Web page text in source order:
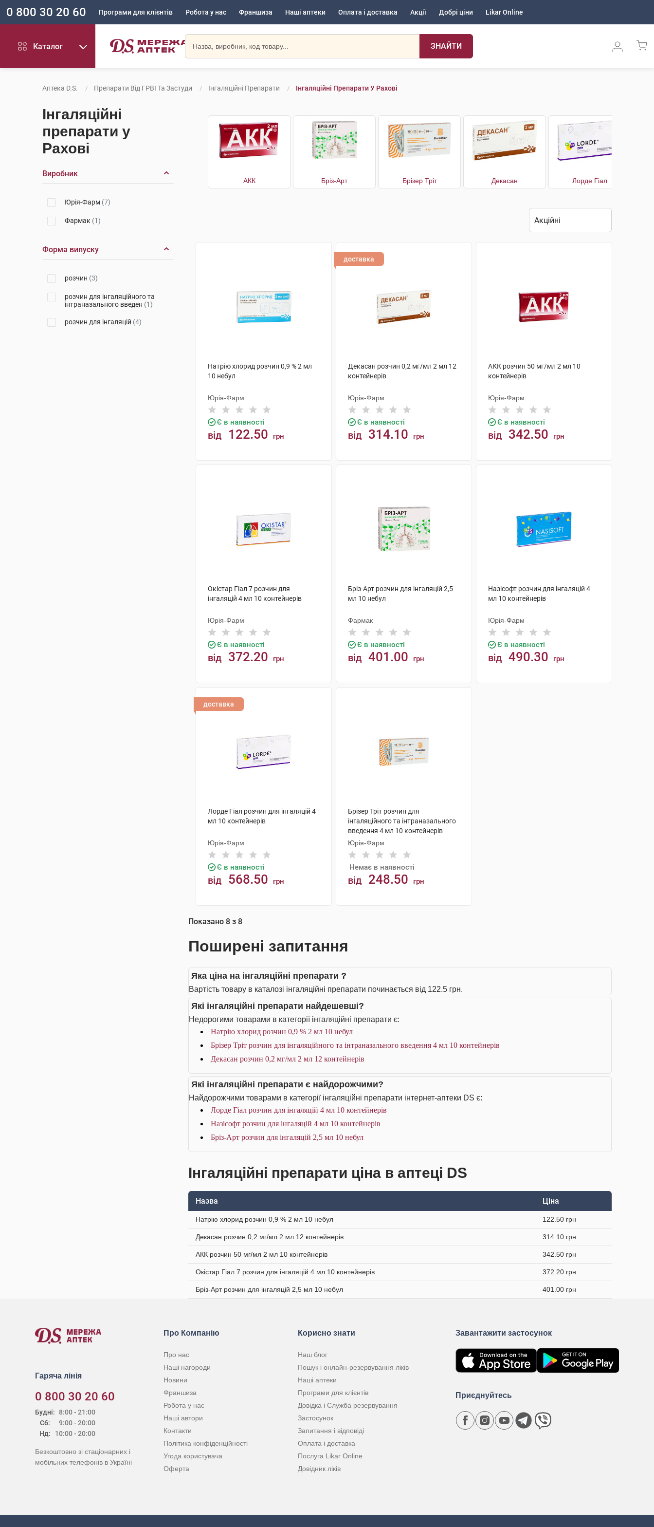
0 800 30 20 60 Програми для клієнтів Робота у нас Франшиза Наші аптеки Оплата і доставка Акції Добрі ціни Likar Online
Каталог ЗНАЙТИ
Аптека D.S. Препарати Від ГРВІ Та Застуди Інгаляційні Препарати Інгаляційні Препарати У Рахові
Інгаляційні
препарати у
Рахові
Виробник
Юрія-Фарм (7)
Фармак (1)
Форма випуску
розчин (3)
розчин для інгаляційного та
інтраназального введен (1)
розчин для інгаляцій (4)
АКК Бріз-Арт Брізер Тріт Декасан Лорде Гіал
Натрію хлорид розчин 0,9 % 2 мл
10 небул
Юрія-Фарм
Є в наявності
від 122.50 грн
доставка
Декасан розчин 0,2 мг/мл 2 мл 12
контейнерів
Юрія-Фарм
Є в наявності
від 314.10 грн
АКК розчин 50 мг/мл 2 мл 10
контейнерів
Юрія-Фарм
Є в наявності
від 342.50 грн
Окістар Гіал 7 розчин для
інгаляцій 4 мл 10 контейнерів
Юрія-Фарм
Є в наявності
від 372.20 грн
Бріз-Арт розчин для інгаляцій 2,5
мл 10 небул
Фармак
Є в наявності
від 401.00 грн
Назісофт розчин для інгаляцій 4
мл 10 контейнерів
Юрія-Фарм
Є в наявності
від 490.30 грн
доставка
Лорде Гіал розчин для інгаляцій 4
мл 10 контейнерів
Юрія-Фарм
Є в наявності
від 568.50 грн
Брізер Тріт розчин для
інгаляційного та інтраназального
введення 4 мл 10 контейнерів
Юрія-Фарм
Немає в наявності
від 248.50 грн
Показано 8 з 8
Поширені запитання
Яка ціна на інгаляційні препарати ?
Вартість товару в каталозі інгаляційні препарати починається від 122.5 грн.
Які інгаляційні препарати найдешевші?
Недорогими товарами в категорії інгаляційні препарати є:
Натрію хлорид розчин 0,9 % 2 мл 10 небул
Брізер Тріт розчин для інгаляційного та інтраназального введення 4 мл 10 контейнерів
Декасан розчин 0,2 мг/мл 2 мл 12 контейнерів
Які інгаляційні препарати є найдорожчими?
Найдорожчими товарами в категорії інгаляційні препарати інтернет-аптеки DS є:
Лорде Гіал розчин для інгаляцій 4 мл 10 контейнерів
Назісофт розчин для інгаляцій 4 мл 10 контейнерів
Бріз-Арт розчин для інгаляцій 2,5 мл 10 небул
Інгаляційні препарати ціна в аптеці DS
Назва Ціна
Натрію хлорид розчин 0,9 % 2 мл 10 небул 122.50 грн
Декасан розчин 0,2 мг/мл 2 мл 12 контейнерів 314.10 грн
АКК розчин 50 мг/мл 2 мл 10 контейнерів 342.50 грн
Окістар Гіал 7 розчин для інгаляцій 4 мл 10 контейнерів 372.20 грн
Бріз-Арт розчин для інгаляцій 2,5 мл 10 небул 401.00 грн
Гаряча лінія
0 800 30 20 60
Будні:
Сб:
Нд:
8:00 - 21:00
9:00 - 20:00
10:00 - 20:00
Безкоштовно зі стаціонарних і
мобільних телефонів в Україні
Про Компанію
Про нас
Наші нагороди
Новини
Франшиза
Робота у нас
Наші автори
Контакти
Політика конфіденційності
Угода користувача
Оферта
Корисно знати
Наш блог
Пошук і онлайн-резервування ліків
Наші аптеки
Програми для клієнтів
Довідка і Служба резервування
Застосунок
Запитання і відповіді
Оплата і доставка
Послуга Likar Online
Довідник ліків
Завантажити застосунок
Приєднуйтесь